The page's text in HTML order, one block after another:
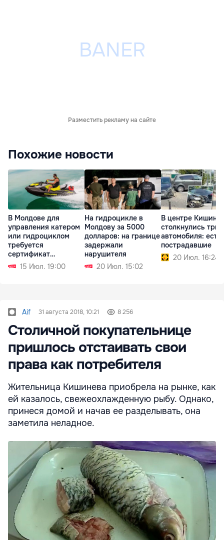
Разместить рекламу на сайте
Похожие новости
В Молдове для
управления катером
или гидроциклом
требуется
сертификат
судоводителя
15 Июл. 19:00
На гидроцикле в
Молдову за 5000
долларов: на границе
задержали
нарушителя
20 Июл. 15:02
В центре
столкнулись три
автомобиля: есть
пострадавшие
20 Июл. 16:24
Aif 31 августа 2018, 10:21 8 256
Столичной покупательнице
пришлось отстаивать свои
права как потребителя
Жительница Кишинева приобрела на рынке, как
ей казалось, свежеохлажденную рыбу. Однако,
принеся домой и начав ее разделывать, она
заметила неладное.